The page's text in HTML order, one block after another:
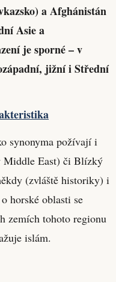
a Afghánistán
Asie a
je sporné – v
jižní i Střední
synonyma požívají i
Middle East) či Blízký
(zvláště historiky) i
horské oblasti se
zemích tohoto regionu
islám.